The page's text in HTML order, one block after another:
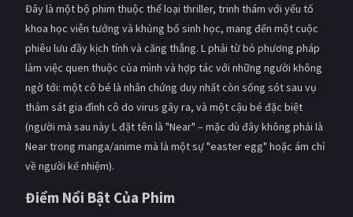
PHIM CHIẾU RẠP
TUYỂN TẬP PHIM
BLOG
Đây là một bộ phim thuộc thể loại thriller, trinh thám với yếu tố
khoa học viễn tưởng và khủng bố sinh học, mang đến một cuộc
phiêu lưu đầy kịch tính và căng thẳng. L phải từ bỏ phương pháp
làm việc quen thuộc của mình và hợp tác với những người không
ngờ tới: một cô bé là nhân chứng duy nhất còn sống sót sau vụ
thảm sát gia đình cô do virus gây ra, và một cậu bé đặc biệt
(người mà sau này L đặt tên là "Near" – mặc dù đây không phải là
Near trong manga/anime mà là một sự "easter egg" hoặc ám chỉ
về người kế nhiệm).
Điểm Nổi Bật Của Phim